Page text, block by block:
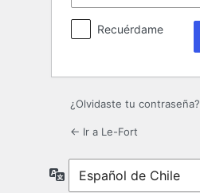
Recuérdame
¿Olvidaste tu contraseña?
← Ir a Le-Fort
Idioma